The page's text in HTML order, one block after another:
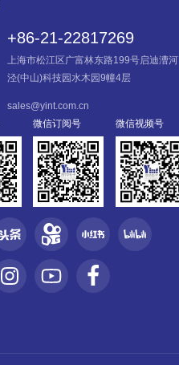
+86-21-22817269
上海市松江区广富林东路199号启迪漕河
泾(中山)科技园水木园9幢4层
sales@yint.com.cn
微信订阅号 微信视频号